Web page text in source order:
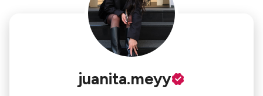
juanita.meyy